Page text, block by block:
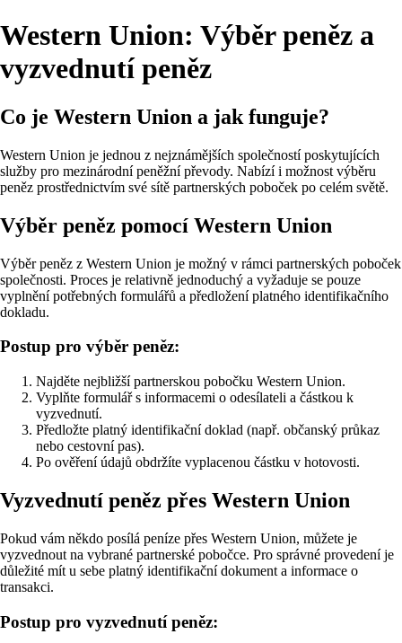
Western Union: Výběr peněz a
vyzvednutí peněz
Co je Western Union a jak funguje?
Western Union je jednou z nejznámějších společností poskytujících
služby pro mezinárodní peněžní převody. Nabízí i možnost výběru
peněz prostřednictvím své sítě partnerských poboček po celém světě.
Výběr peněz pomocí Western Union
Výběr peněz z Western Union je možný v rámci partnerských poboček
společnosti. Proces je relativně jednoduchý a vyžaduje se pouze
vyplnění potřebných formulářů a předložení platného identifikačního
dokladu.
Postup pro výběr peněz:
Najděte nejbližší partnerskou pobočku Western Union.
Vyplňte formulář s informacemi o odesílateli a částkou k
vyzvednutí.
Předložte platný identifikační doklad (např. občanský průkaz
nebo cestovní pas).
Po ověření údajů obdržíte vyplacenou částku v hotovosti.
Vyzvednutí peněz přes Western Union
Pokud vám někdo posílá peníze přes Western Union, můžete je
vyzvednout na vybrané partnerské pobočce. Pro správné provedení je
důležité mít u sebe platný identifikační dokument a informace o
transakci.
Postup pro vyzvednutí peněz: